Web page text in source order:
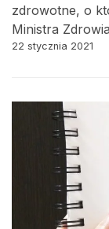
zdrowotne, o
Ministra
22 stycznia 2021